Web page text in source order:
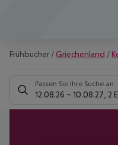
Frühbucher / Griechenland /
Passen Sie Ihre Suche an
12.08.26 – 10.08.27 2